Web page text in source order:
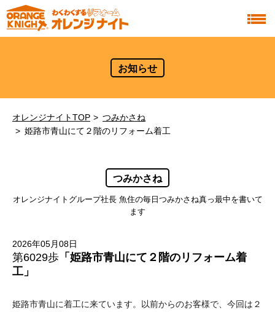
お知らせ
オレンジナイトTOP
つみかさね
姫路市青山にて２階のリフォーム着工
つみかさね
オレンジナイトグループ社長 魚住の毎日つみかさね真っ最中を書いて
ます
2026年05月08日
第6029歩 「姫路市青山にて２階のリフォーム着
工」
姫路市青山に着工に来ています。以前からのお客様で、今回は２